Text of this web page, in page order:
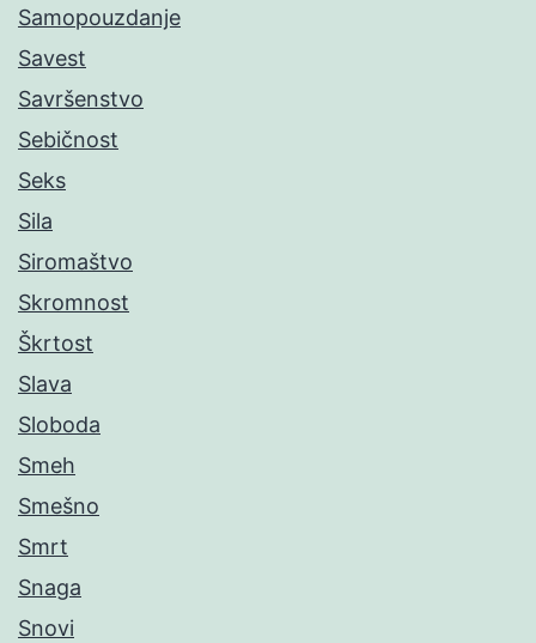
Samopouzdanje
Savest
Savršenstvo
Sebičnost
Seks
Sila
Siromaštvo
Skromnost
Škrtost
Slava
Sloboda
Smeh
Smešno
Smrt
Snaga
Snovi